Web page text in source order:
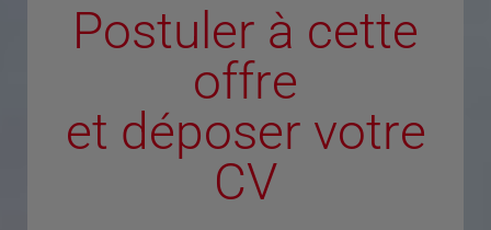
Postuler à cette
offre
et déposer votre
CV